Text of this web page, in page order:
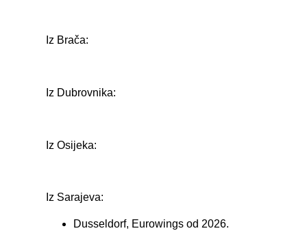
Iz Brača:
Iz Dubrovnika:
Iz Osijeka:
Iz Sarajeva:
Dusseldorf, Eurowings od 2026.